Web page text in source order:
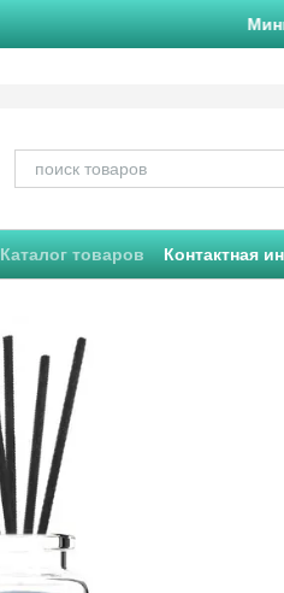
Каталог товаров Контактная
Отзывы о магазине